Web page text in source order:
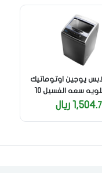
يوجين اوتوماتيك
تعبئه علويه سعه الغسيل 10
كيلو فضي
1,504. ريال